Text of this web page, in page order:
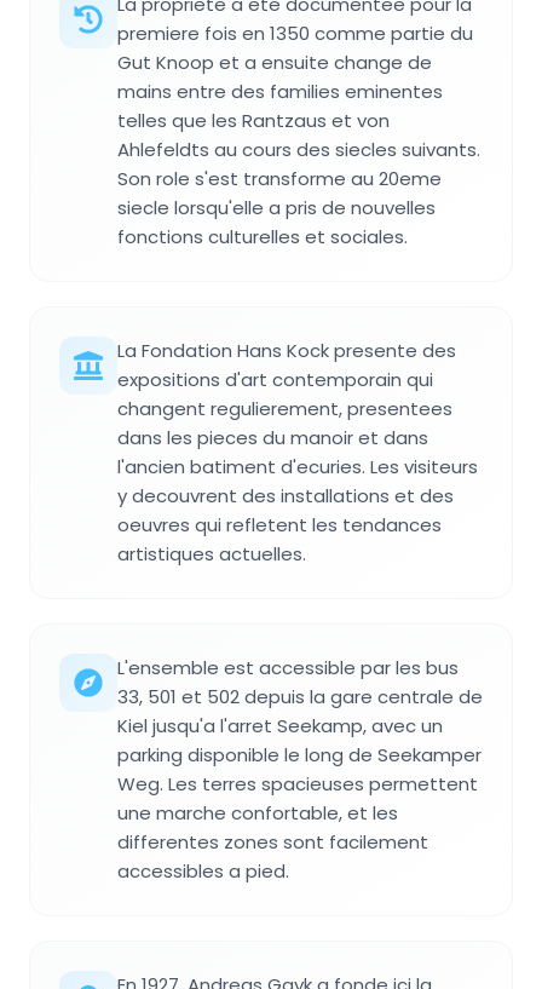
premiere fois en 1350 comme partie du
Gut Knoop et a ensuite change de
mains entre des families eminentes
telles que les Rantzaus et von
Ahlefeldts au cours des siecles suivants.
Son role s'est transforme au 20eme
siecle lorsqu'elle a pris de nouvelles
fonctions culturelles et sociales.
La Fondation Hans Kock presente des
expositions d'art contemporain qui
changent regulierement, presentees
dans les pieces du manoir et dans
l'ancien batiment d'ecuries. Les visiteurs
y decouvrent des installations et des
oeuvres qui refletent les tendances
artistiques actuelles.
L'ensemble est accessible par les bus
33, 501 et 502 depuis la gare centrale de
Kiel jusqu'a l'arret Seekamp, avec un
parking disponible le long de Seekamper
Weg. Les terres spacieuses permettent
une marche confortable, et les
differentes zones sont facilement
accessibles a pied.